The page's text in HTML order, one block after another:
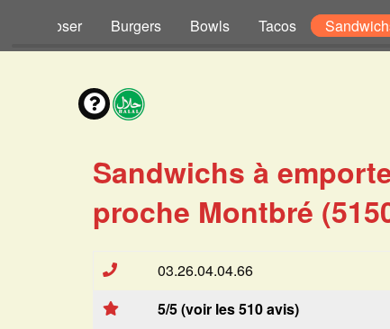
Composer Burgers Bowls Tacos
Sandwichs à
proche Montbré
03.26.04.04.66
5/5 (voir les 510 avis)